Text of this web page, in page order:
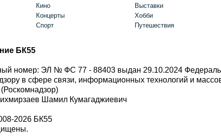
Кино
Концерты
Спорт
Выставки
Хобби
Путешествия
БК55
номер: ЭЛ № ФС 77 - 88403 выдан 29.10.2024
в сфере связи, информационных технологий и
Шамил Кумагаджиевич
2026 БК55